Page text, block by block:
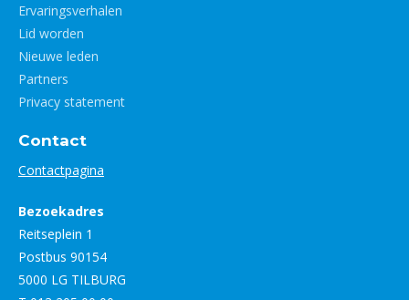
Ervaringsverhalen
Lid worden
Nieuwe leden
Partners
Privacy statement
Contact
Contactpagina
Bezoekadres
Reitseplein 1
Postbus 90154
5000 LG TILBURG